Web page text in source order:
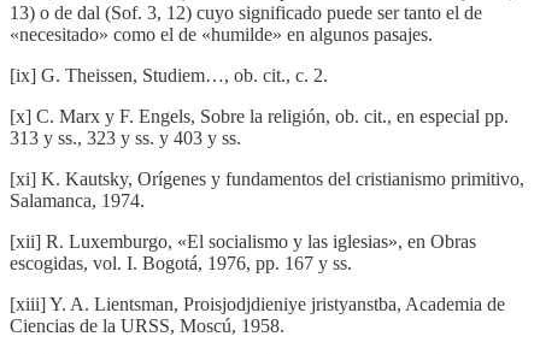
13) o de dal (Sof. 3, 12) cuyo significado puede ser tanto el de
«necesitado» como el de «humilde» en algunos pasajes.
[ix] G. Theissen, Studiem…, ob. cit., c. 2.
[x] C. Marx y F. Engels, Sobre la religión, ob. cit., en especial pp.
313 y ss., 323 y ss. y 403 y ss.
[xi] K. Kautsky, Orígenes y fundamentos del cristianismo primitivo,
Salamanca, 1974.
[xii] R. Luxemburgo, «El socialismo y las iglesias», en Obras
escogidas, vol. I. Bogotá, 1976, pp. 167 y ss.
[xiii] Y. A. Lientsman, Proisjodjdieniye jristyanstba, Academia de
Ciencias de la URSS, Moscú, 1958.